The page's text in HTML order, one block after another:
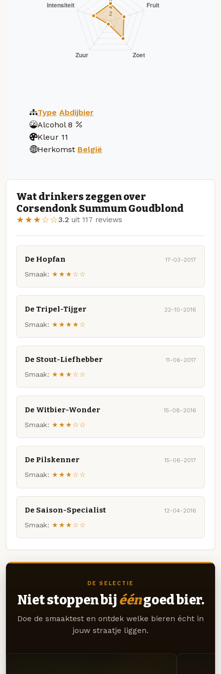
Type Abdijbier
Alcohol 8
Kleur 11
Herkomst België
Wat drinkers zeggen over
Corsendonk Summum Goudblond
★★★☆☆3.2 uit 117 reviews
De Hopfan 17-03-2017
Smaak: ★★★☆☆
De Tripel-Tijger 22-10-2016
Smaak: ★★★★☆
De Stout-Liefhebber 11-06-2017
Smaak: ★★★☆☆
De Witbier-Wonder 15-08-2016
Smaak: ★★★☆☆
De Pilskenner 15-06-2017
Smaak: ★★★☆☆
De Saison-Specialist 12-04-2016
Smaak: ★★★☆☆
DE SELECTIE
Niet stoppen bij ééngoed bier.
Doe de smaaktest en ontdek welke bieren écht in
jouw straatje liggen.